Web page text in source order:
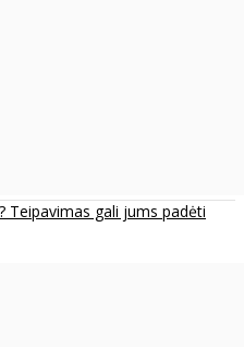
Teipavimas gali jums padėti